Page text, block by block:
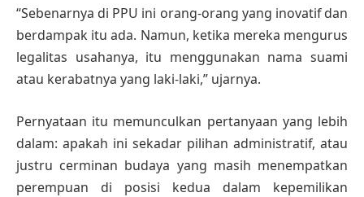
“Sebenarnya di PPU ini orang-orang yang inovatif dan
berdampak itu ada. Namun, ketika mereka mengurus
legalitas usahanya, itu menggunakan nama suami
atau kerabatnya yang laki-laki,” ujarnya.
Pernyataan itu memunculkan pertanyaan yang lebih
dalam: apakah ini sekadar pilihan administratif, atau
justru cerminan budaya yang masih menempatkan
perempuan di posisi kedua dalam kepemilikan